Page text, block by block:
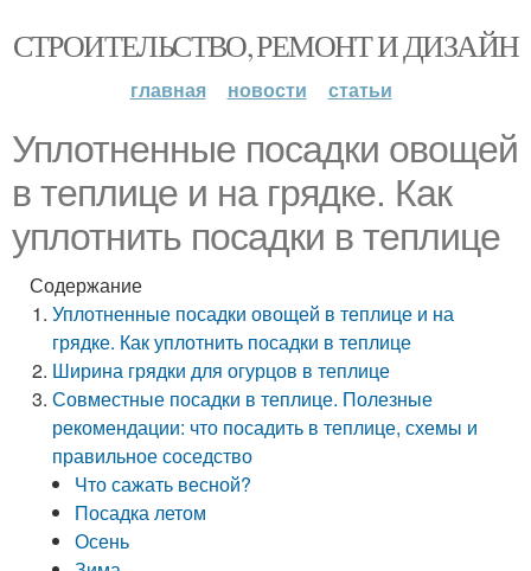
СТРОИТЕЛЬСТВО, РЕМОНТ И ДИЗАЙН
главная новости статьи
Уплотненные посадки овощей
в теплице и на грядке. Как
уплотнить посадки в теплице
Содержание
Уплотненные посадки овощей в теплице и на
грядке. Как уплотнить посадки в теплице
Ширина грядки для огурцов в теплице
Совместные посадки в теплице. Полезные
рекомендации: что посадить в теплице, схемы и
правильное соседство
Что сажать весной?
Посадка летом
Осень